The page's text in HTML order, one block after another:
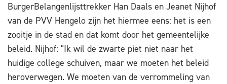
BurgerBelangenlijsttrekker Han Daals en Jeanet Nijhof
van de PVV Hengelo zijn het hiermee eens: het is een
zooitje in de stad en dat komt door het gemeentelijke
beleid. Nijhof: "Ik wil de zwarte piet niet naar het
huidige college schuiven, maar we moeten het beleid
heroverwegen. We moeten van de verrommeling van